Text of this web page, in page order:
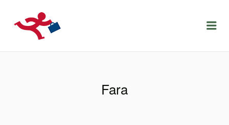
LOCURIDEMUNCACLUJ.NET
Fara